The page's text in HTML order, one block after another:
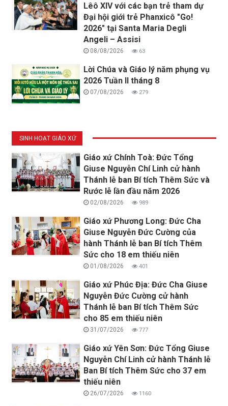
Lêô XIV với các bạn trẻ tham dự
Đại hội giới trẻ Phanxicô "Go!
2026" tại Santa Maria Degli
Angeli – Assisi
08/08/2026 63
Lời Chúa và Giáo lý năm phụng vụ
2026 Tuần II tháng 8
07/08/2026 279
SINH HOẠT GIÁO XỨ
Giáo xứ Chính Toà: Đức Tổng
Giuse Nguyễn Chí Linh cử hành
Thánh lễ ban Bí tích Thêm Sức và
Rước lễ lần đầu năm 2026
02/08/2026 989
Giáo xứ Phương Long: Đức Cha
Giuse Nguyễn Đức Cường của
hành Thánh lễ ban Bí tích Thêm
Sức cho 18 em thiếu niên
01/08/2026 401
Giáo xứ Phúc Địa: Đức Cha Giuse
Nguyễn Đức Cường cử hành
Thánh lễ ban Bí tích Thêm Sức
cho 85 em thiếu niên
31/07/2026 777
Giáo xứ Yên Sơn: Đức Tổng Giuse
Nguyễn Chí Linh cử hành Thánh lễ
Ban Bí tích Thêm Sức cho 37 em
thiếu niên
26/07/2026 1160